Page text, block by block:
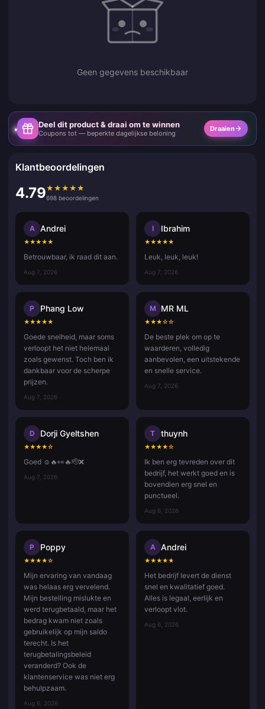
Geen gegevens beschikbaar
Deel dit product & draai om te winnen
Coupons tot — beperkte dagelijkse beloning
Draaien
Klantbeoordelingen
4.79★ ★ ★ ★ ★
698 beoordelingen
A Andrei
★★★★★
Betrouwbaar, ik raad dit aan.
Aug 7, 2026
I Ibrahim
★★★★★
Leuk, leuk, leuk!
Aug 7, 2026
P Phang Low
★★★★★
Goede snelheid, maar soms
verloopt het niet helemaal
zoals gewenst. Toch ben ik
dankbaar voor de scherpe
prijzen.
Aug 7, 2026
M MR ML
★★★☆☆
De beste plek om op te
waarderen, volledig
aanbevolen, een uitstekende
en snelle service.
Aug 7, 2026
D Dorji Gyeltshen
★★★★☆
Goed ☺️🔥👀🔥🫡❌
Aug 7, 2026
T thuynh
★★★★☆
Ik ben erg tevreden over dit
bedrijf, het werkt goed en is
bovendien erg snel en
punctueel.
Aug 6, 2026
P Poppy
★★★★☆
Mijn ervaring van vandaag
was helaas erg vervelend.
Mijn bestelling mislukte en
werd terugbetaald, maar het
bedrag kwam niet zoals
gebruikelijk op mijn saldo
terecht. Is het
terugbetalingsbeleid
veranderd? Ook de
klantenservice was niet erg
behulpzaam.
Aug 6, 2026
A Andrei
★★★★★
Het bedrijf levert de dienst
snel en kwalitatief goed.
Alles is legaal, eerlijk en
verloopt vlot.
Aug 6, 2026